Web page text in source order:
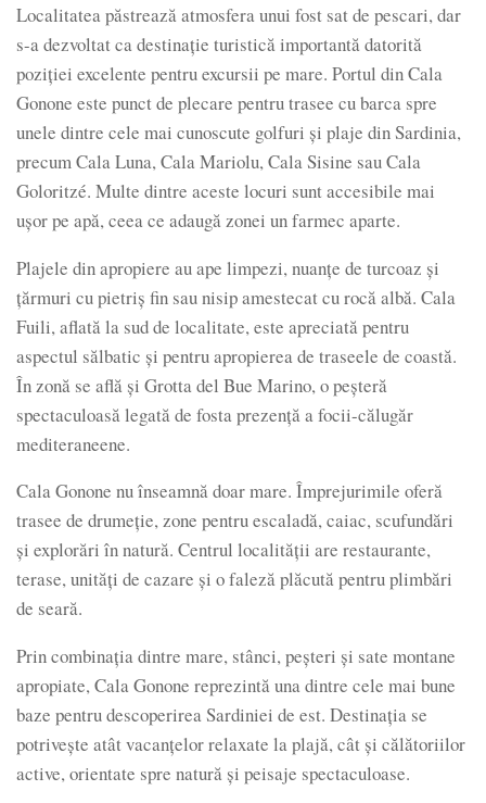
Localitatea păstrează atmosfera unui fost sat de pescari, dar
s-a dezvoltat ca destinație turistică importantă datorită
poziției excelente pentru excursii pe mare. Portul din Cala
Gonone este punct de plecare pentru trasee cu barca spre
unele dintre cele mai cunoscute golfuri și plaje din Sardinia,
precum Cala Luna, Cala Mariolu, Cala Sisine sau Cala
Goloritzé. Multe dintre aceste locuri sunt accesibile mai
ușor pe apă, ceea ce adaugă zonei un farmec aparte.
Plajele din apropiere au ape limpezi, nuanțe de turcoaz și
țărmuri cu pietriș fin sau nisip amestecat cu rocă albă. Cala
Fuili, aflată la sud de localitate, este apreciată pentru
aspectul sălbatic și pentru apropierea de traseele de coastă.
În zonă se află și Grotta del Bue Marino, o peșteră
spectaculoasă legată de fosta prezență a focii-călugăr
mediteraneene.
Cala Gonone nu înseamnă doar mare. Împrejurimile oferă
trasee de drumeție, zone pentru escaladă, caiac, scufundări
și explorări în natură. Centrul localității are restaurante,
terase, unități de cazare și o faleză plăcută pentru plimbări
de seară.
Prin combinația dintre mare, stânci, peșteri și sate montane
apropiate, Cala Gonone reprezintă una dintre cele mai bune
baze pentru descoperirea Sardiniei de est. Destinația se
potrivește atât vacanțelor relaxate la plajă, cât și călătoriilor
active, orientate spre natură și peisaje spectaculoase.